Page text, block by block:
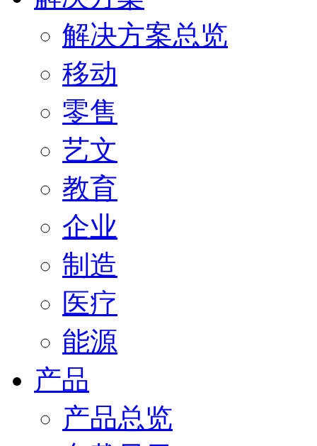
解决方案总览
移动
零售
艺文
教育
企业
制造
医疗
能源
产品
产品总览